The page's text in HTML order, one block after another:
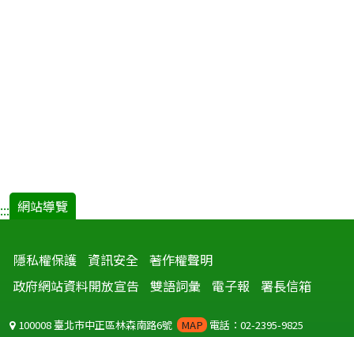
::: 網站導覽
隱私權保護 資訊安全 著作權聲明
政府網站資料開放宣告
雙語詞彙 電子報 署長信箱
100008 臺北市中正區林森南路6號 MAP 電話：02-2395-9825